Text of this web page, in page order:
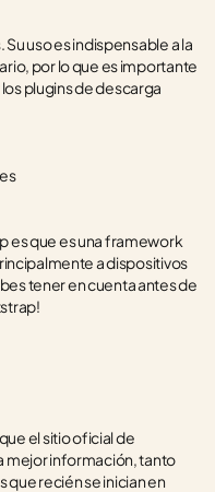
uso es indispensable a la
por lo que es importante
plugins de descarga
es que es una framework
a dispositivos
tener en cuenta antes de
el sitio oficial de
mejor información, tanto
recién se inician en